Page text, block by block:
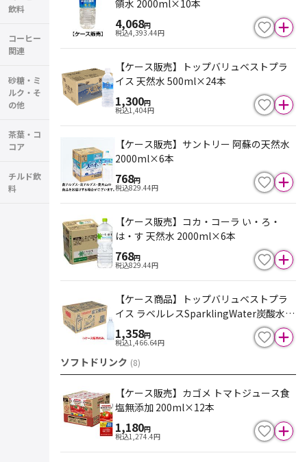
飲料
コーヒー
関連
砂糖・ミ
ルク・そ
の他
茶葉・コ
コア
チルド飲
料
領水 2000ml×10本
4,068円
税込4,393.44円
【ケース販売】トップバリュベストプラ
イス 天然水 500ml×24本
1,300円
税込1,404円
【ケース販売】サントリー 阿蘇の天然水
2000ml×6本
768円
税込829.44円
【ケース販売】コカ・コーラ い・ろ・
は・す 天然水 2000ml×6本
768円
税込829.44円
【ケース商品】トップバリュベストプラ
イス ラベルレスSparklingWater炭酸水 5
00ml×24本
1,358円
税込1,466.64円
ソフトドリンク (8)
【ケース販売】カゴメ トマトジュース食
塩無添加 200ml×12本
1,180円
税込1,274.4円